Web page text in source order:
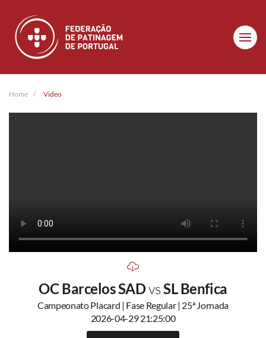
Skip to main content
Home Video
OC Barcelos SADvsSL Benfica
Campeonato Placard | Fase Regular | 25ª Jornada
2026-04-29 21:25:00